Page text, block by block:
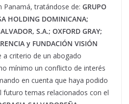
Panamá, tratándose de: GRUPO
HOLDING DOMINICANA;
S.A.; OXFORD GRAY;
y FUNDACIÓN VISIÓN
a criterio de un abogado
mínimo un conflicto de interés
en cuenta que haya podido
futuro temas relacionados con el